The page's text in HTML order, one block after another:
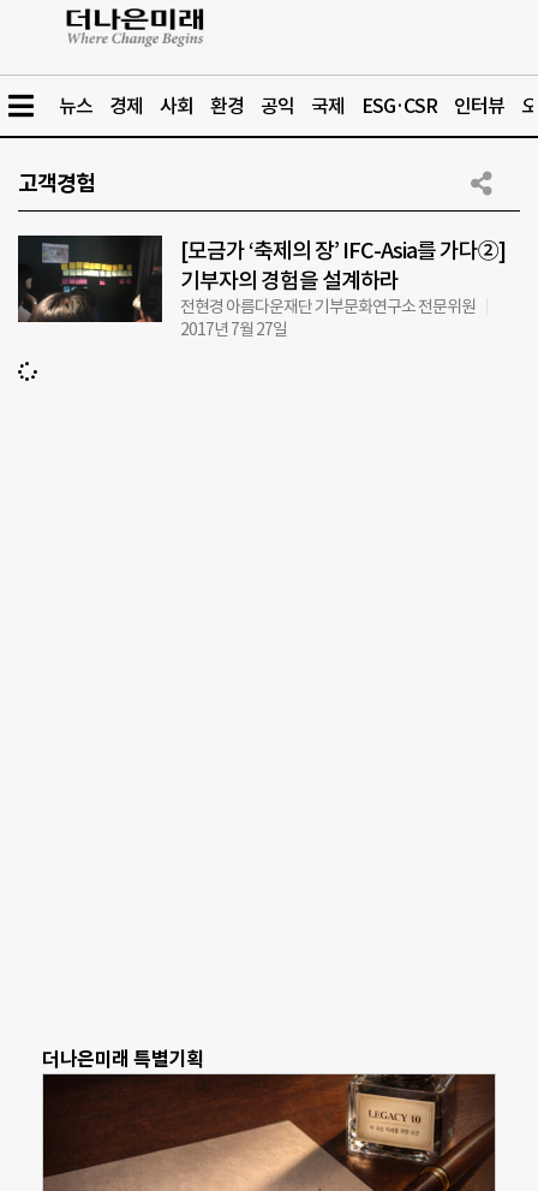
뉴스 경제 사회 환경 공익 국제 ESG·CSR 인터뷰
고객경험
[모금가 ‘축제의 장’ IFC-Asia를 가다②]
기부자의 경험을 설계하라
전현경 아름다운재단 기부문화연구소 전문위원
2017년 7월 27일
더나은미래 특별기획